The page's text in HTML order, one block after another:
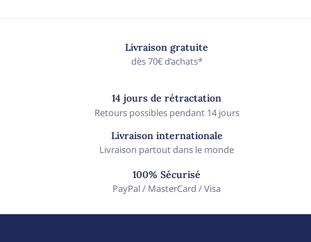
Livraison gratuite
dès 70€ d’achats*
14 jours de rétractation
Retours possibles pendant 14 jours
Livraison internationale
Livraison partout dans le monde
100% Sécurisé
PayPal / MasterCard / Visa